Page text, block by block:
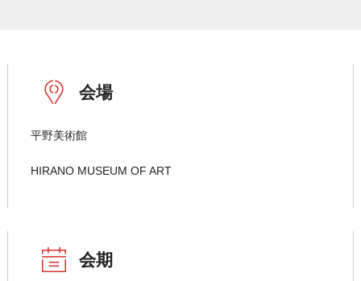
会場
平野美術館
HIRANO MUSEUM OF ART
会期